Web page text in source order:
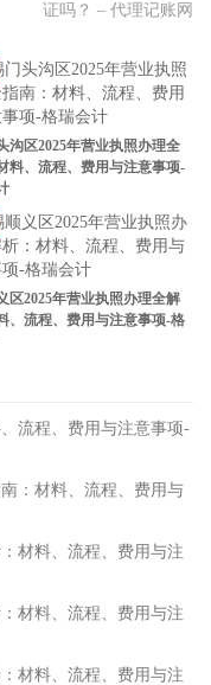
证吗？ – 代理记账网
沟区2025年营业执照办理全
料、流程、费用与注意事项-
区2025年营业执照办理全解
、流程、费用与注意事项-格
流程、费用与注意事项-
：材料、流程、费用与
材料、流程、费用与注
材料、流程、费用与注
材料、流程、费用与注